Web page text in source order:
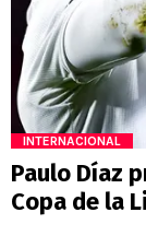
INTERNACIONAL
Paulo Díaz
Copa de la